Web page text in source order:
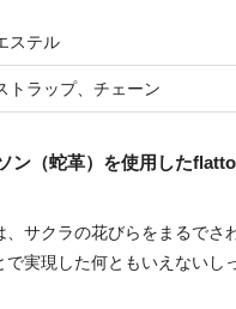
ステル
トラップ、チェーン
ン（蛇革）を使用した
、サクラの花びらをまるでさ
で実現した何ともいえないし